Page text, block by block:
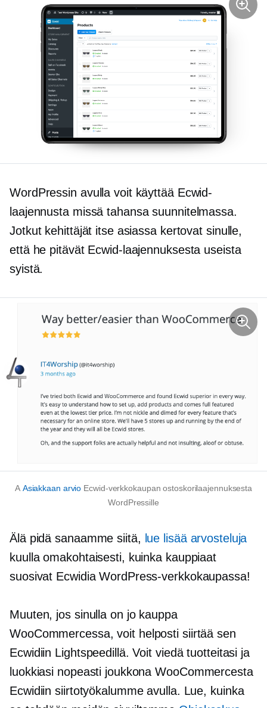
WordPressin avulla voit käyttää Ecwid-
laajennusta missä tahansa suunnitelmassa.
Jotkut kehittäjät itse asiassa kertovat sinulle,
että he pitävät Ecwid-laajennuksesta useista
syistä.
A Asiakkaan arvio Ecwid-verkkokaupan ostoskorilaajennuksesta
WordPressille
Älä pidä sanaamme siitä, lue lisää arvosteluja
kuulla omakohtaisesti, kuinka kauppiaat
suosivat Ecwidia WordPress-verkkokaupassa!
Muuten, jos sinulla on jo kauppa
WooCommercessa, voit helposti siirtää sen
Ecwidiin Lightspeedillä. Voit viedä tuotteitasi ja
luokkiasi nopeasti joukkona WooCommercesta
Ecwidiin siirtotyökalumme avulla. Lue, kuinka